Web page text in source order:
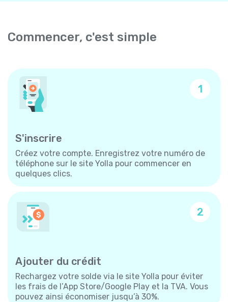
Commencer, c'est simple
1
S'inscrire
Créez votre compte. Enregistrez votre numéro de
téléphone sur le site Yolla pour commencer en
quelques clics.
2
Ajouter du crédit
Rechargez votre solde via le site Yolla pour éviter
les frais de l’App Store/Google Play et la TVA. Vous
pouvez ainsi économiser jusqu’à 30%.